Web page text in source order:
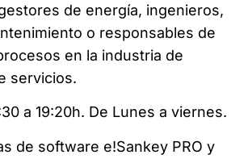
de energía, ingenieros,
o responsables de
en la industria de
servicios.
a 19:20h. De Lunes a viernes.
de software e!Sankey PRO y